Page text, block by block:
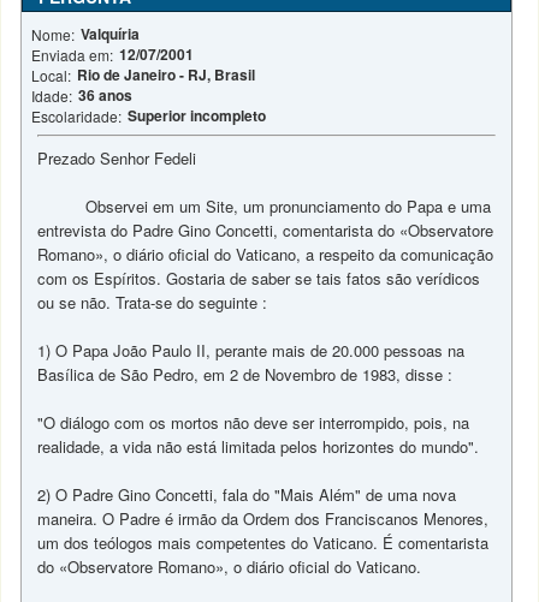
Nome: Valquíria
Enviada em: 12/07/2001
Local: Rio de Janeiro - RJ, Brasil
Idade: 36 anos
Escolaridade: Superior incompleto
Prezado Senhor Fedeli
Observei em um Site, um pronunciamento do Papa e uma
entrevista do Padre Gino Concetti, comentarista do «Observatore
Romano», o diário oficial do Vaticano, a respeito da comunicação
com os Espíritos. Gostaria de saber se tais fatos são verídicos
ou se não. Trata-se do seguinte :
1) O Papa João Paulo II, perante mais de 20.000 pessoas na
Basílica de São Pedro, em 2 de Novembro de 1983, disse :
"O diálogo com os mortos não deve ser interrompido, pois, na
realidade, a vida não está limitada pelos horizontes do mundo".
2) O Padre Gino Concetti, fala do "Mais Além" de uma nova
maneira. O Padre é irmão da Ordem dos Franciscanos Menores,
um dos teólogos mais competentes do Vaticano. É comentarista
do «Observatore Romano», o diário oficial do Vaticano.